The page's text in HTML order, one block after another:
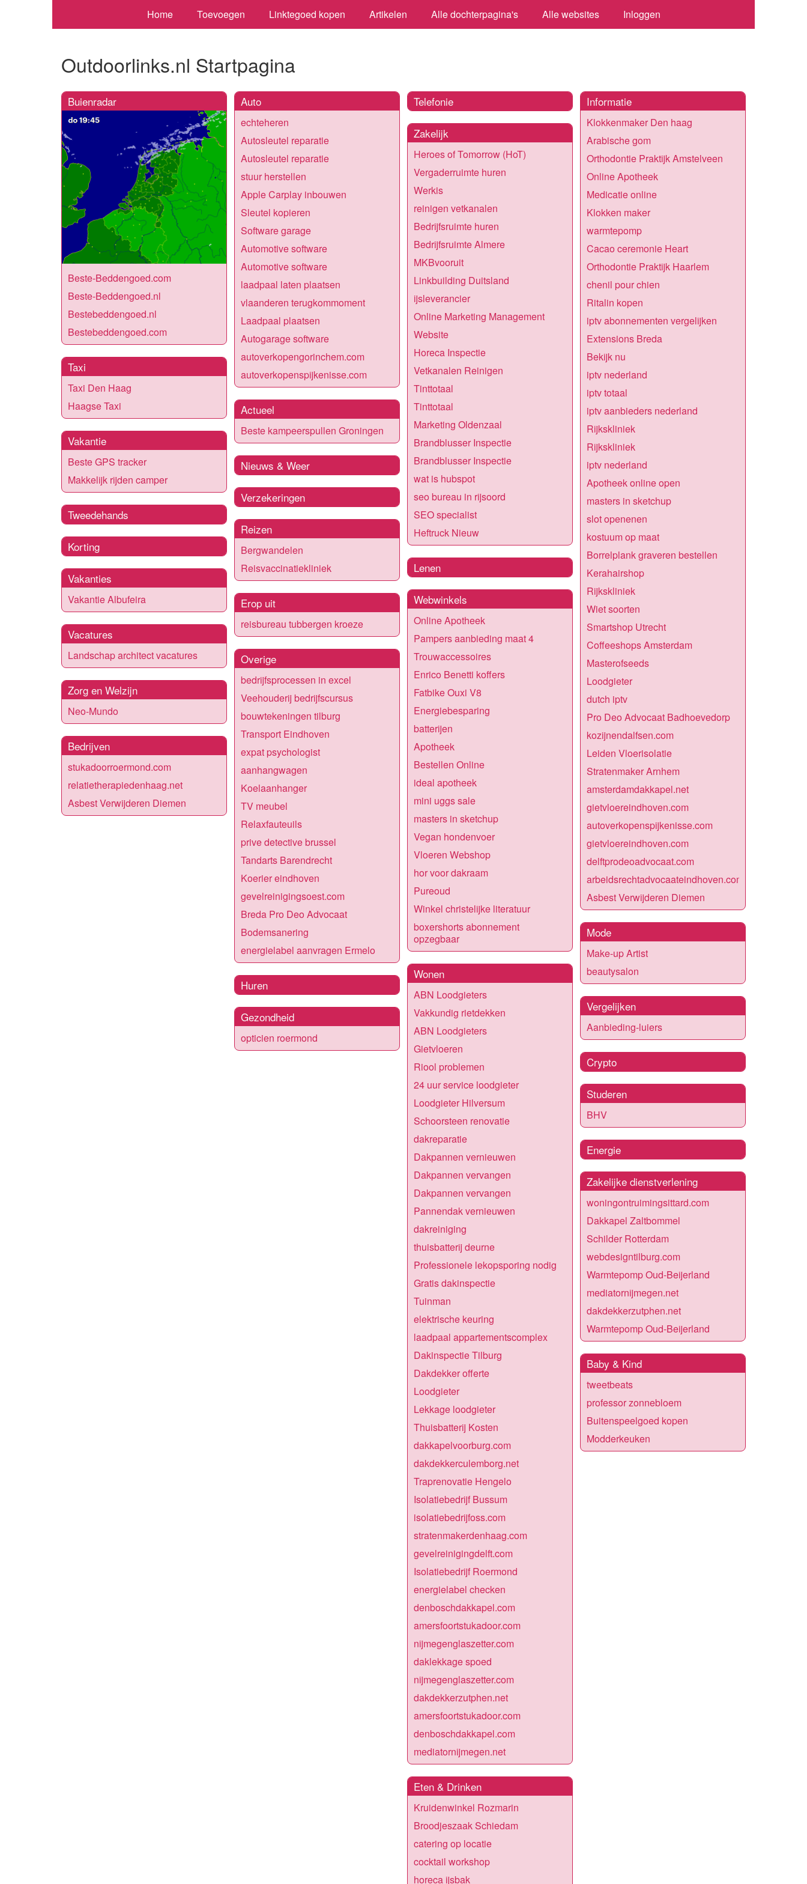
Home Toevoegen Linktegoed kopen Artikelen Alle dochterpagina's Alle websites Inloggen
Outdoorlinks.nl Startpagina
Buienradar
Beste-Beddengoed.com
Beste-Beddengoed.nl
Bestebeddengoed.nl
Bestebeddengoed.com
Taxi
Taxi Den Haag
Haagse Taxi
Vakantie
Beste GPS tracker
Makkelijk rijden camper
Tweedehands
Korting
Vakanties
Vakantie Albufeira
Vacatures
Landschap architect vacatures
Zorg en Welzijn
Neo-Mundo
Bedrijven
stukadoorroermond.com
relatietherapiedenhaag.net
Asbest Verwijderen Diemen
Auto
echteheren
Autosleutel reparatie
Autosleutel reparatie
stuur herstellen
Apple Carplay inbouwen
Sleutel kopieren
Software garage
Automotive software
Automotive software
laadpaal laten plaatsen
vlaanderen terugkommoment
Laadpaal plaatsen
Autogarage software
autoverkopengorinchem.com
autoverkopenspijkenisse.com
Actueel
Beste kampeerspullen Groningen
Nieuws & Weer
Verzekeringen
Reizen
Bergwandelen
Reisvaccinatiekliniek
Erop uit
reisbureau tubbergen kroeze
Overige
bedrijfsprocessen in excel
Veehouderij bedrijfscursus
bouwtekeningen tilburg
Transport Eindhoven
expat psychologist
aanhangwagen
Koelaanhanger
TV meubel
Relaxfauteuils
prive detective brussel
Tandarts Barendrecht
Koerier eindhoven
gevelreinigingsoest.com
Breda Pro Deo Advocaat
Bodemsanering
energielabel aanvragen Ermelo
Huren
Gezondheid
opticien roermond
Telefonie
Zakelijk
Heroes of Tomorrow (HoT)
Vergaderruimte huren
Werkis
reinigen vetkanalen
Bedrijfsruimte huren
Bedrijfsruimte Almere
MKBvooruit
Linkbuilding Duitsland
ijsleverancier
Online Marketing Management
Website
Horeca Inspectie
Vetkanalen Reinigen
Tinttotaal
Tinttotaal
Marketing Oldenzaal
Brandblusser Inspectie
Brandblusser Inspectie
wat is hubspot
seo bureau in rijsoord
SEO specialist
Heftruck Nieuw
Lenen
Webwinkels
Online Apotheek
Pampers aanbieding maat 4
Trouwaccessoires
Enrico Benetti koffers
Fatbike Ouxi V8
Energiebesparing
batterijen
Apotheek
Bestellen Online
ideal apotheek
mini uggs sale
masters in sketchup
Vegan hondenvoer
Vloeren Webshop
hor voor dakraam
Pureoud
Winkel christelijke literatuur
boxershorts abonnement
opzegbaar
Wonen
ABN Loodgieters
Vakkundig rietdekken
ABN Loodgieters
Gietvloeren
Riool problemen
24 uur service loodgieter
Loodgieter Hilversum
Schoorsteen renovatie
dakreparatie
Dakpannen vernieuwen
Dakpannen vervangen
Dakpannen vervangen
Pannendak vernieuwen
dakreiniging
thuisbatterij deurne
Professionele lekopsporing nodig
Gratis dakinspectie
Tuinman
elektrische keuring
laadpaal appartementscomplex
Dakinspectie Tilburg
Dakdekker offerte
Loodgieter
Lekkage loodgieter
Thuisbatterij Kosten
dakkapelvoorburg.com
dakdekkerculemborg.net
Traprenovatie Hengelo
Isolatiebedrijf Bussum
isolatiebedrijfoss.com
stratenmakerdenhaag.com
gevelreinigingdelft.com
Isolatiebedrijf Roermond
energielabel checken
denboschdakkapel.com
amersfoortstukadoor.com
nijmegenglaszetter.com
daklekkage spoed
nijmegenglaszetter.com
dakdekkerzutphen.net
amersfoortstukadoor.com
denboschdakkapel.com
mediatornijmegen.net
Eten & Drinken
Kruidenwinkel Rozmarin
Broodjeszaak Schiedam
catering op locatie
cocktail workshop
horeca ijsbak
Informatie
Klokkenmaker Den haag
Arabische gom
Orthodontie Praktijk Amstelveen
Online Apotheek
Medicatie online
Klokken maker
warmtepomp
Cacao ceremonie Heart
Orthodontie Praktijk Haarlem
chenil pour chien
Ritalin kopen
iptv abonnementen vergelijken
Extensions Breda
Bekijk nu
iptv nederland
iptv totaal
iptv aanbieders nederland
Rijkskliniek
Rijkskliniek
iptv nederland
Apotheek online open
masters in sketchup
slot openenen
kostuum op maat
Borrelplank graveren bestellen
Kerahairshop
Rijkskliniek
Wiet soorten
Smartshop Utrecht
Coffeeshops Amsterdam
Masterofseeds
Loodgieter
dutch iptv
Pro Deo Advocaat Badhoevedorp
kozijnendalfsen.com
Leiden Vloerisolatie
Stratenmaker Arnhem
amsterdamdakkapel.net
gietvloereindhoven.com
autoverkopenspijkenisse.com
gietvloereindhoven.com
delftprodeoadvocaat.com
arbeidsrechtadvocaateindhoven.com
Asbest Verwijderen Diemen
Mode
Make-up Artist
beautysalon
Vergelijken
Aanbieding-luiers
Crypto
Studeren
BHV
Energie
Zakelijke dienstverlening
woningontruimingsittard.com
Dakkapel Zaltbommel
Schilder Rotterdam
webdesigntilburg.com
Warmtepomp Oud-Beijerland
mediatornijmegen.net
dakdekkerzutphen.net
Warmtepomp Oud-Beijerland
Baby & Kind
tweetbeats
professor zonnebloem
Buitenspeelgoed kopen
Modderkeuken